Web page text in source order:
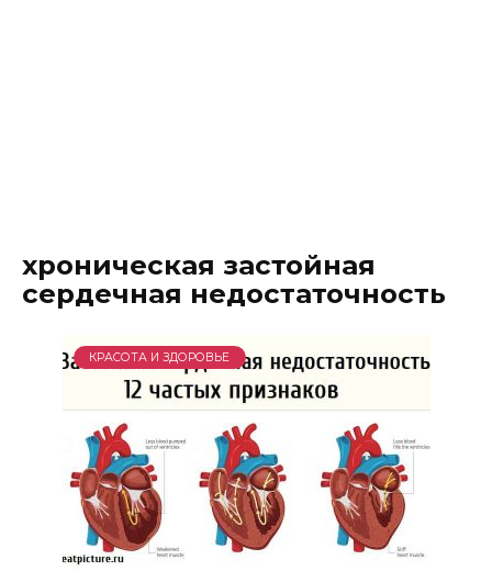
хроническая застойная
сердечная недостаточность
КРАСОТА И ЗДОРОВЬЕ